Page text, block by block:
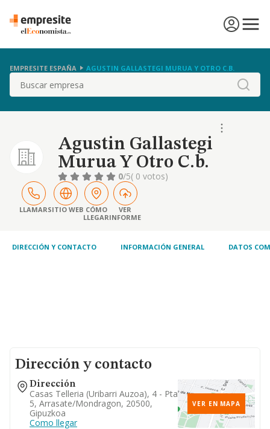
EMPRESITE ESPAÑA AGUSTIN GALLASTEGI MURUA Y OTRO C.B.
Buscar
Agustin Gallastegi
Murua Y Otro C.b.
0/5( 0 votos)
LLAMARSITIO WEB CÓMO
LLEGAR
VER
INFORME
DIRECCIÓN Y CONTACTO INFORMACIÓN GENERAL DATOS
Dirección y contacto
Dirección
Casas Telleria (uribarri Auzoa), 4 - Pta
5, Arrasate/mondragon, 20500,
Gipuzkoa
Como llegar
VER EN MAPA